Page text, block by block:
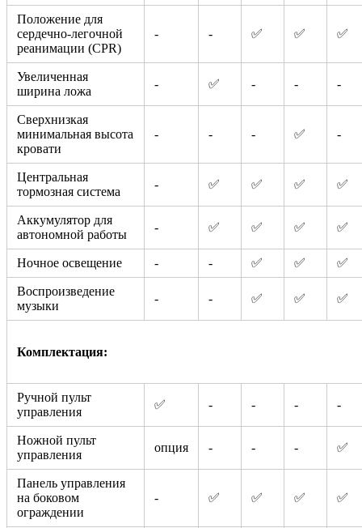
Положение для
сердечно-легочной
реанимации (CPR)
- - ✅ ✅ ✅
Увеличенная
ширина ложа
- ✅ - - -
Сверхнизкая
минимальная высота
кровати
- - - ✅ -
Центральная
тормозная система
- ✅ ✅ ✅ ✅
Аккумулятор для
автономной работы
- ✅ ✅ ✅ ✅
Ночное освещение - - ✅ ✅ ✅
Воспроизведение
музыки
- - ✅ ✅ ✅
Комплектация:
Ручной пульт
управления
✅ - - - -
Ножной пульт
управления
опция - - - ✅
Панель управления
на боковом
ограждении
- ✅ ✅ ✅ ✅